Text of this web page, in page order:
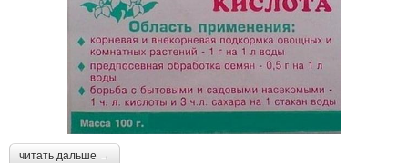
читать дальше →